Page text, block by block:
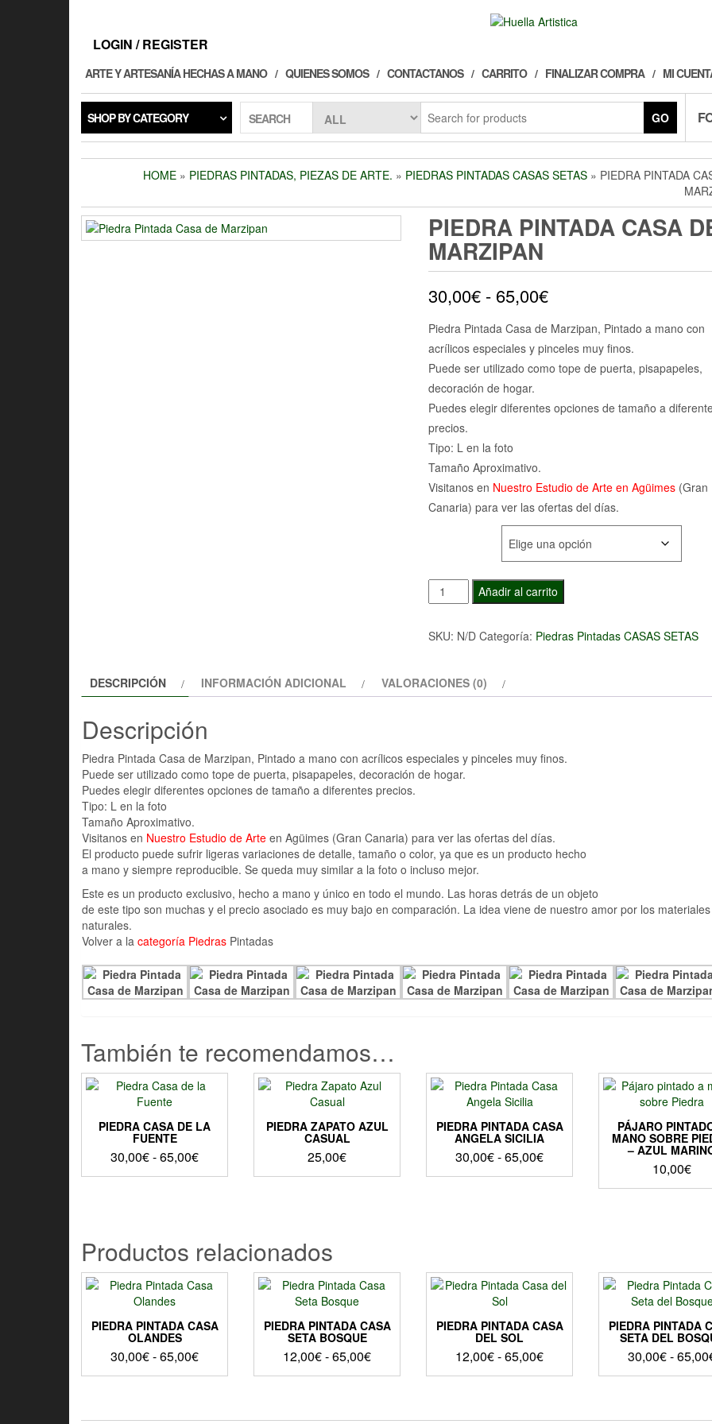
LOGIN / REGISTER
ARTE Y ARTESANÍA HECHAS A MANO QUIENES SOMOS CONTACTANOS CARRITO FINALIZAR COMPRA MI
SHOP BY CATEGORY SEARCH GO
HOME » PIEDRAS PINTADAS, PIEZAS DE ARTE. » PIEDRAS PINTADAS CASAS SETAS » PIEDRA PINTADA
PIEDRA PINTADA CASA
MARZIPAN
30,00€ - 65,00€Rango
de
precios:
30,00€
65,00€
Piedra Pintada Casa de Marzipan, Pintado a mano con
acrílicos especiales y pinceles muy finos.
Puede ser utilizado como tope de puerta, pisapapeles,
decoración de hogar.
Puedes elegir diferentes opciones de tamaño a
precios.
Tipo: L en la foto
Tamaño Aproximativo.
Visitanos en Nuestro Estudio de Arte en Agüimes(Gran
Canaria) para ver las ofertas del días.
Piedra
Pintada
Casa
cantidad
Añadir al carrito
SKU: N/D Categoría: Piedras Pintadas CASAS SETAS
DESCRIPCIÓN INFORMACIÓN ADICIONAL VALORACIONES (0)
Descripción
Piedra Pintada Casa de Marzipan, Pintado a mano con acrílicos especiales y pinceles muy finos.
Puede ser utilizado como tope de puerta, pisapapeles, decoración de hogar.
Puedes elegir diferentes opciones de tamaño a diferentes precios.
Tipo: L en la foto
Tamaño Aproximativo.
Visitanos en Nuestro Estudio de Arte en Agüimes (Gran Canaria) para ver las ofertas del días.
El producto puede sufrir ligeras variaciones de detalle, tamaño o color, ya que es un producto hecho
a mano y siempre reproducible. Se queda muy similar a la foto o incluso mejor.
Este es un producto exclusivo, hecho a mano y único en todo el mundo. Las horas detrás de un objeto
de este tipo son muchas y el precio asociado es muy bajo en comparación. La idea viene de nuestro amor por los materiales
naturales.
Volver a la categoría Piedras Pintadas
También te recomendamos…
PIEDRA CASA DE LA
FUENTE
30,00€-65,00€Rango
de
hasta
65,00€
Este
variantes.
Las
opciones
se
pueden
elegir
en
la
PIEDRA ZAPATO AZUL
CASUAL
25,00€
PIEDRA PINTADA CASA
ANGELA SICILIA
30,00€-65,00€Rango
de
Este
opciones
se
pueden
elegir
en
la
PÁJARO
MANO SOBRE
– AZUL
10,00€
Productos relacionados
PIEDRA PINTADA CASA
OLANDES
30,00€-65,00€Rango
de
Este
PIEDRA PINTADA CASA
SETA BOSQUE
12,00€-65,00€Rango
de
Este
PIEDRA PINTADA CASA
DEL SOL
12,00€-65,00€Rango
de
Este
PIEDRA PINTADA
SETA DEL
30,00€-65,00
Este